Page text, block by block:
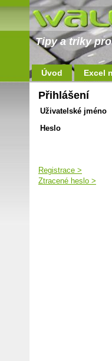
Tipy a triky
Úvod Excel
Přihlášení
Uživatelské jméno
Heslo
Registrace >
Ztracené heslo >